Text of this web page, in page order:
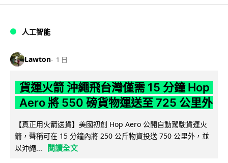
人工智能
Lawton 1 日
貨運火箭 沖繩飛台灣僅需 15 分鐘 Hop
Aero 將 550 磅貨物運送至 725 公里外
【真正用火箭送貨】美國初創 Hop Aero 公開自動駕駛貨運火
箭，聲稱可在 15 分鐘內將 250 公斤物資投送 750 公里外，並
以沖繩...
閱讀全文